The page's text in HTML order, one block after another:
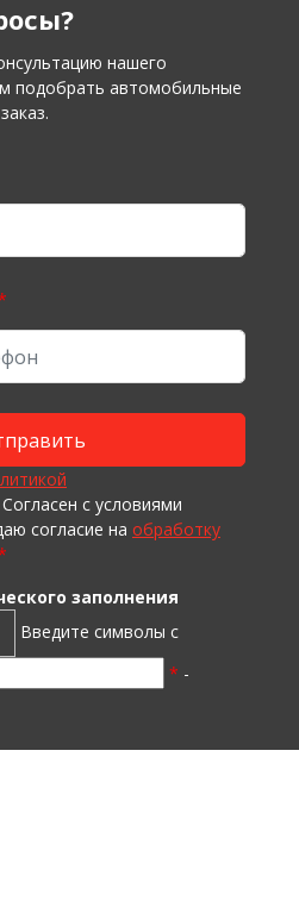
нашего
автомобильные
Согласен с условиями
согласие на обработку
заполнения
Введите символы с
* -